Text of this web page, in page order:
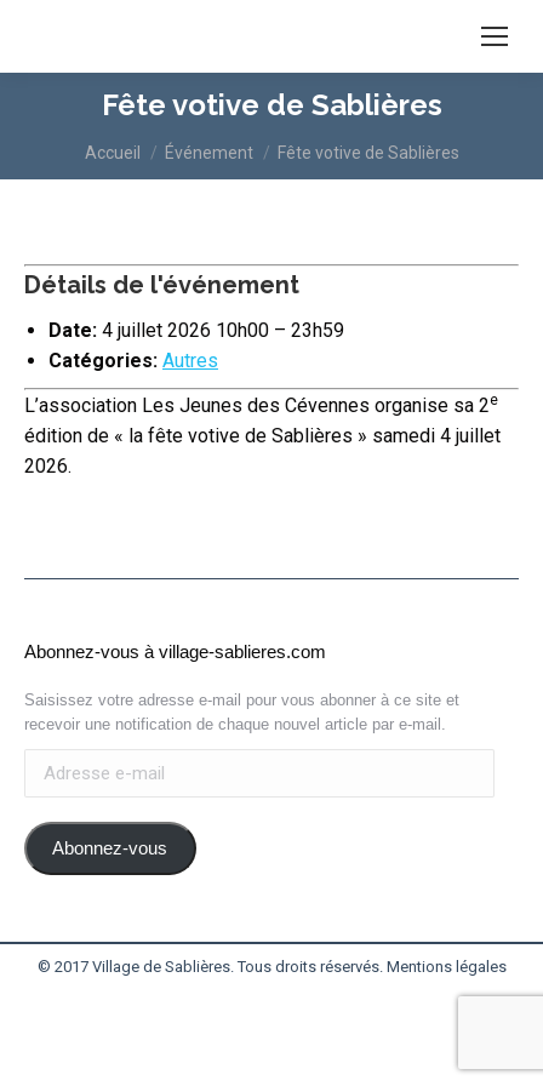
Fête votive de Sablières
Vous êtes ici :
Accueil Événement Fête votive de Sablières
Détails de l'événement
Date: 4 juillet 2026 10h00 – 23h59
Catégories: Autres
L’association Les Jeunes des Cévennes organise sa 2e
édition de « la fête votive de Sablières » samedi 4 juillet
2026.
Abonnez-vous à village-sablieres.com
Saisissez votre adresse e-mail pour vous abonner à ce site et
recevoir une notification de chaque nouvel article par e-mail.
Abonnez-vous
© 2017 Village de Sablières. Tous droits réservés. Mentions légales